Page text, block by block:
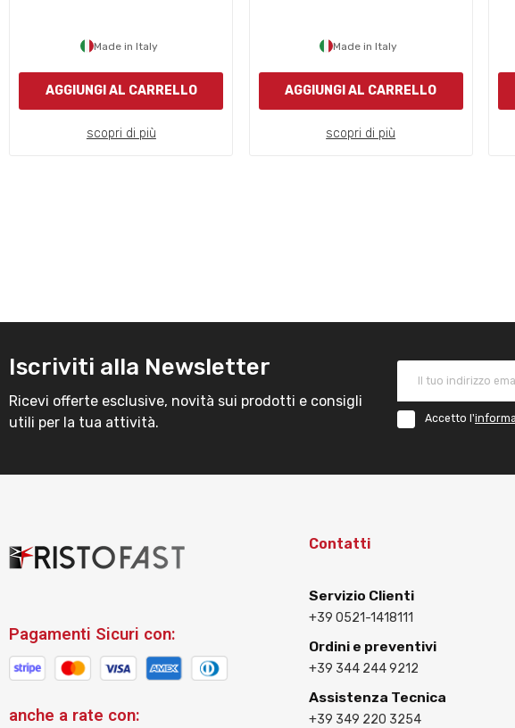
Made in Italy
AGGIUNGI AL CARRELLO
scopri di più
Made in Italy
AGGIUNGI AL CARRELLO
scopri di più
Iscriviti alla Newsletter
Ricevi offerte esclusive, novità sui prodotti e consigli
utili per la tua attività.
Accetto l'
Pagamenti Sicuri con:
anche a rate con:
Contatti
Servizio Clienti
+39 0521-1418111
Ordini e preventivi
+39 344 244 9212
Assistenza Tecnica
+39 349 220 3254